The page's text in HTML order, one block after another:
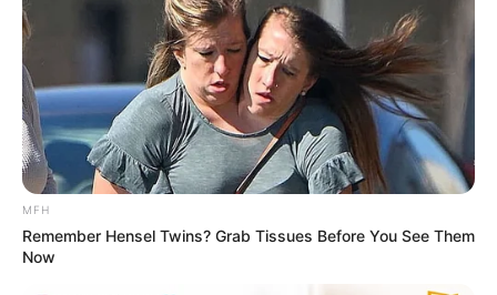
นโยบายคุกกี้
นโยบายการคุ้มครองข้อมูลส่วนบุคคล
ติดต่อเรา
เกี่ยวกับเอ็มไทย
TOP CONTENT
วัดสวย
วัดสวยเชียงใหม่
MFH
Remember Hensel Twins? Grab Tissues Before You See Them
Now